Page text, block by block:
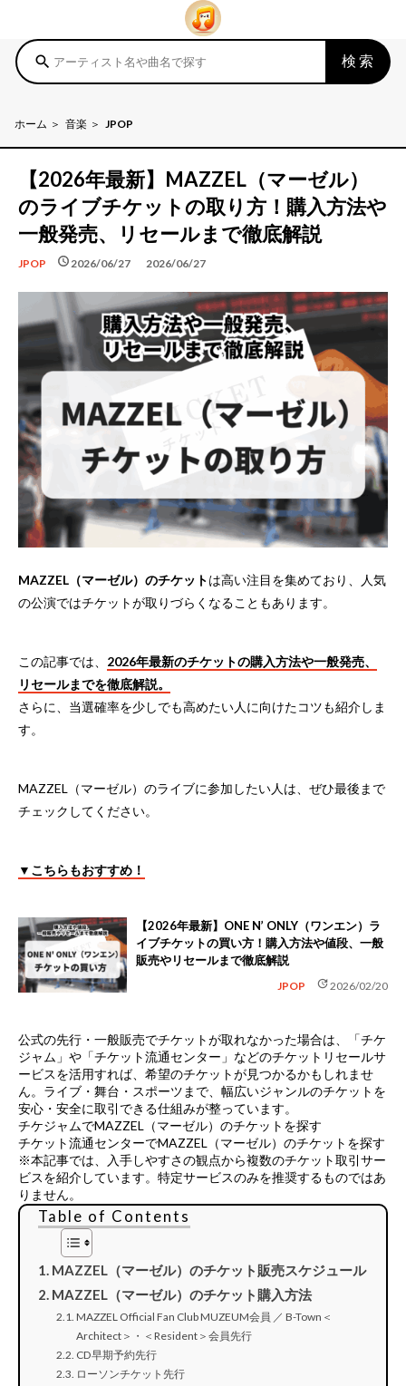
search 検索
ホーム 音楽 JPOP
【2026年最新】MAZZEL（マーゼル）
のライブチケットの取り方！購入方法や
一般発売、リセールまで徹底解説
JPOP schedule 2026/06/27
schedule 2026/06/27
MAZZEL（マーゼル）のチケットは高い注目を集めており、人気
の公演ではチケットが取りづらくなることもあります。
この記事では、 2026年最新のチケットの購入方法や一般発売、
リセールまでを徹底解説。
さらに、当選確率を少しでも高めたい人に向けたコツも紹介しま
す。
MAZZEL（マーゼル）のライブに参加したい人は、ぜひ最後まで
チェックしてください。
▼こちらもおすすめ！
【2026年最新】ONE N’ ONLY（ワンエン）ラ
イブチケットの買い方！購入方法や値段、一般
販売やリセールまで徹底解説
JPOP update2026/02/20
公式の先行・一般販売でチケットが取れなかった場合は、
「チケ
ジャム」や「チケット流通センター」などのチケットリセールサ
ービスを活用すれば、希望のチケットが見つかるかもしれませ
ん。ライブ・舞台・スポーツまで、幅広いジャンルのチケットを
安心・安全に取引できる仕組みが整っています。
チケジャムでMAZZEL（マーゼル）のチケットを探す
チケット流通センターでMAZZEL（マーゼル）のチケットを探す
※本記事では、入手しやすさの観点から複数のチケット取引サー
ビスを紹介しています。特定サービスのみを推奨するものではあ
りません。
Table of Contents
MAZZEL（マーゼル）のチケット販売スケジュール
MAZZEL（マーゼル）のチケット購入方法
MAZZEL Official Fan Club MUZEUM会員 ／ B-Town＜
Architect＞・＜Resident＞会員先行
CD早期予約先行
ローソンチケット先行